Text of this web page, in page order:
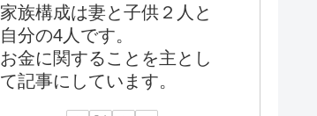
家族構成は妻と子供２人と
自分の4人です。
お金に関することを主とし
て記事にしています。